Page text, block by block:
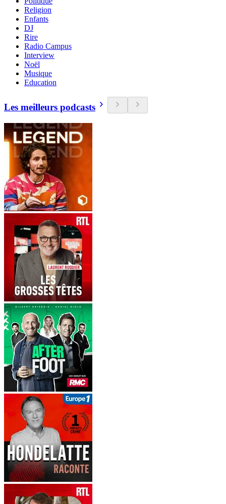
Religion
Enfants
DJ
Rire
Radio Campus
Interview
Noël
Musique
Education
Les meilleurs podcasts